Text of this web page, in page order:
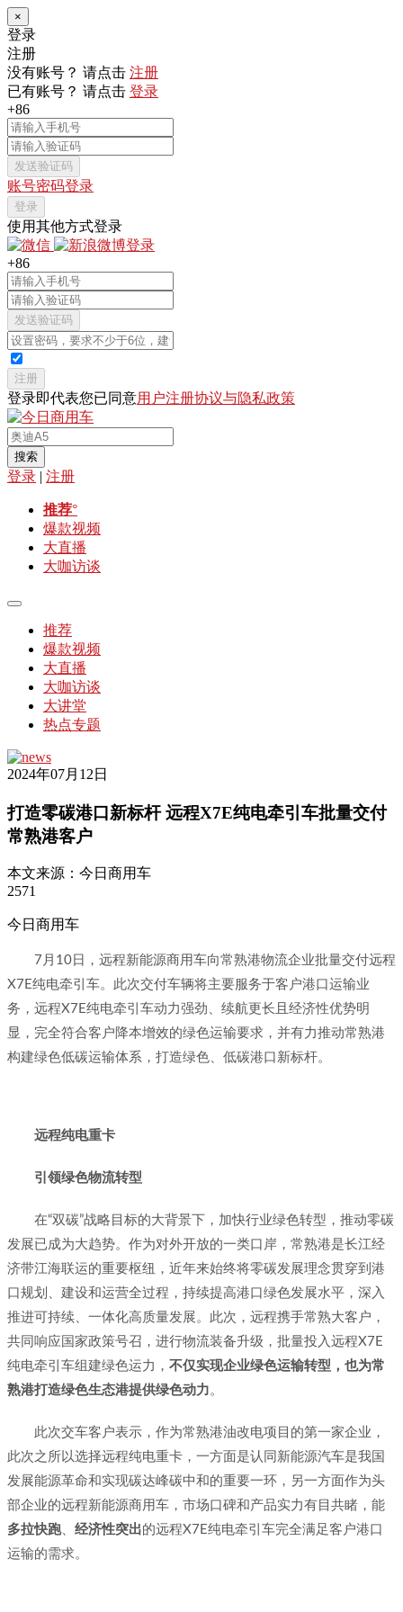
×
登录
注册
没有账号？ 请点击 注册
已有账号？ 请点击 登录
+86
发送验证码
账号密码登录
登录
使用其他方式登录
+86
发送验证码
注册
登录即代表您已同意用户注册协议与隐私政策
搜索
登录 | 注册
推荐°
爆款视频
大直播
大咖访谈
推荐
爆款视频
大直播
大咖访谈
大讲堂
热点专题
2024年07月12日
打造零碳港口新标杆 远程X7E纯电牵引车批量交付
常熟港客户
本文来源： 今日商用车
2571
今日商用车
7月10日，远程新能源商用车向常熟港物流企业批量交付远程
X7E纯电牵引车。此次交付车辆将主要服务于客户港口运输业
务，远程X7E纯电牵引车动力强劲、续航更长且经济性优势明
显，完全符合客户降本增效的绿色运输要求，并有力推动常熟港
构建绿色低碳运输体系，打造绿色、低碳港口新标杆。
远程纯电重卡
引领绿色物流转型
在“双碳”战略目标的大背景下，加快行业绿色转型，推动零碳
发展已成为大趋势。作为对外开放的一类口岸，常熟港是长江经
济带江海联运的重要枢纽，近年来始终将零碳发展理念贯穿到港
口规划、建设和运营全过程，持续提高港口绿色发展水平，深入
推进可持续、一体化高质量发展。此次，远程携手常熟大客户，
共同响应国家政策号召，进行物流装备升级，批量投入远程X7E
纯电牵引车组建绿色运力， 不仅实现企业绿色运输转型，也为常
熟港打造绿色生态港提供绿色动力。
此次交车客户表示，作为常熟港油改电项目的第一家企业，
此次之所以选择远程纯电重卡，一方面是认同新能源汽车是我国
发展能源革命和实现碳达峰碳中和的重要一环，另一方面作为头
部企业的远程新能源商用车，市场口碑和产品实力有目共睹，能
多拉快跑、 经济性突出的远程X7E纯电牵引车完全满足客户港口
运输的需求。